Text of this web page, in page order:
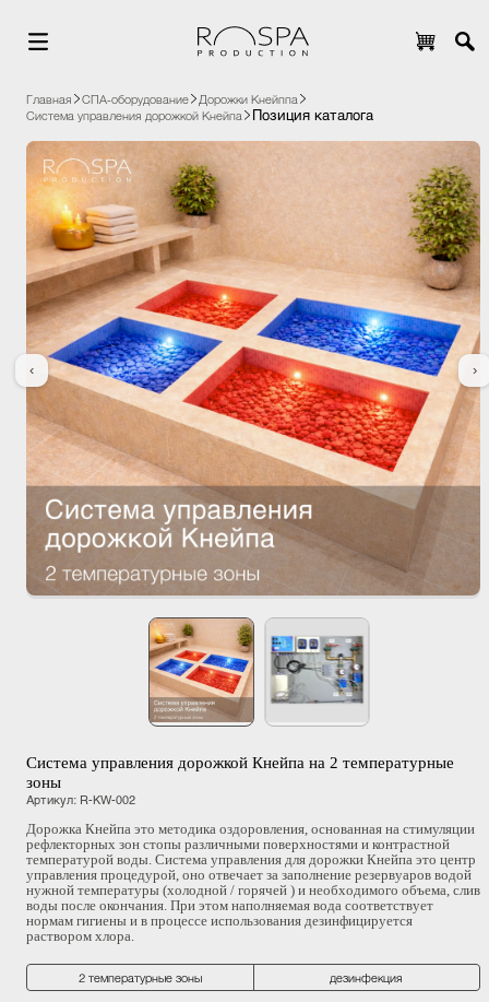
Главная СПА-оборудование
Дорожки Кнейппа
Система управления дорожкой Кнейпа
Позиция каталога
‹ ›
Система управления дорожкой Кнейпа на 2 температурные
зоны
Артикул: R-KW-002
Дорожка Кнейпа это методика оздоровления, основанная на стимуляции
рефлекторных зон стопы различными поверхностями и контрастной
температурой воды. Система управления для дорожки Кнейпа это центр
управления процедурой, оно отвечает за заполнение резервуаров водой
нужной температуры (холодной / горячей ) и необходимого объема, слив
воды после окончания. При этом наполняемая вода соответствует
нормам гигиены и в процессе использования дезинфицируется
раствором хлора.
2 температурные зоны дезинфекция